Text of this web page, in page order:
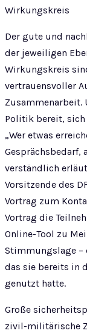
Wirkungskreis
Der gute und
der jeweiligen
Wirkungskreis
vertrauensvoller
Zusammenarbeit.
Politik bereit, sich
„Wer etwas
Gesprächsbedarf,
verständlich
Vorsitzende des
Vortrag zum
Vortrag die
Online-Tool zu
Stimmungslage –
das sie bereits in
genutzt hatte.
Große
zivil-militärische